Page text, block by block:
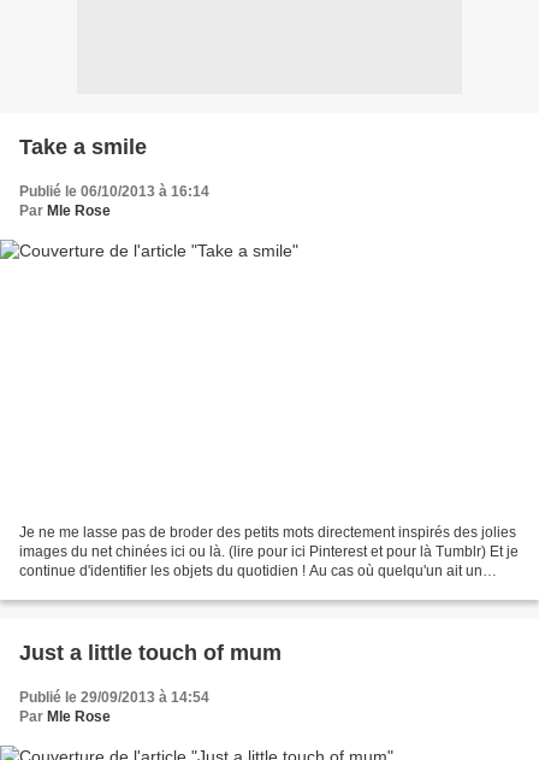
Take a smile
Publié le 06/10/2013 à 16:14
Par Mle Rose
Je ne me lasse pas de broder des petits mots directement inspirés des jolies
images du net chinées ici ou là. (lire pour ici Pinterest et pour là Tumblr) Et je
continue d'identifier les objets du quotidien ! Au cas où quelqu'un ait un
Just a little touch of mum
Publié le 29/09/2013 à 14:54
Par Mle Rose